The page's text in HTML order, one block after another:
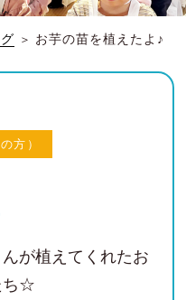
＞ お芋の苗を植えたよ♪
方）
が植えてくれたお
ち☆